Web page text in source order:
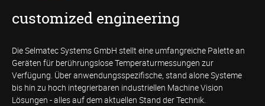
customized engineering
Die Selmatec Systems GmbH stellt eine umfangreiche Palette an
Geräten für berührungslose Temperaturmessungen zur
Verfügung. Über anwendungsspezifische, stand alone Systeme
bis hin zu hoch integrierbaren industriellen Machine Vision
Lösungen - alles auf dem aktuellen Stand der Technik.